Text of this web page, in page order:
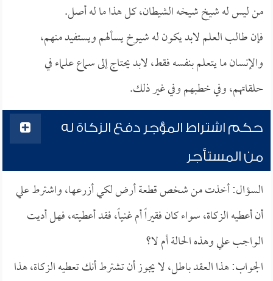
من ليس له شيخ شيخه الشيطان، كل هذا ما له أصل.
فإن طالب العلم لابد يكون له شيوخ يسألهم ويستفيد منهم،
والإنسان ما يتعلم بنفسه فقط، لابد يحتاج إلى سماع علماء في
حلقاتهم، وفي خطبهم وفي غير ذلك.
حكم اشتراط المؤجر دفع الزكاة له
من المستأجر
السؤال: أخذت من شخص قطعة أرض لكي أزرعها، واشترط علي
أن أعطيه الزكاة، سواء كان فقيراً أم غنياً، فقد أعطيته، فهل أديت
الواجب علي وهذه الحالة أم لا؟
الجواب: هذا العقد باطل، لا يجوز أن تشترط أنك تعطيه الزكاة، هذا